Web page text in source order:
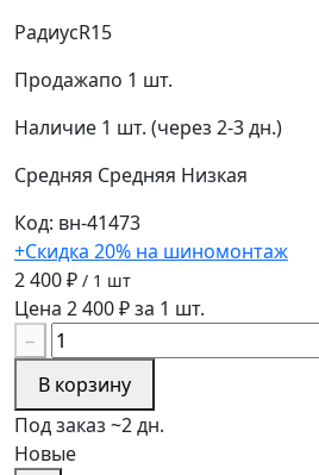
РадиусR15
Продажапо 1 шт.
Наличие 1 шт. (через 2-3 дн.)
Средняя Средняя Низкая
Код: вн-41473
+Скидка 20% на шиномонтаж
2 400 ₽ / 1 шт
Цена 2 400 ₽ за 1 шт.
−
В корзину
Под заказ ~2 дн.
Новые